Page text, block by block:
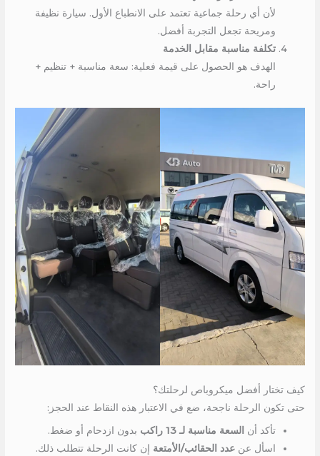
لأن أي رحلة جماعية تعتمد على الانطباع الأول. سيارة نظيفة
ومريحة تجعل التجربة أفضل.
تكلفة مناسبة مقابل الخدمة
الهدف هو الحصول على قيمة فعلية: سعة مناسبة + تنظيم +
راحة.
كيف تختار أفضل ميكروباص لرحلتك؟
حتى تكون الرحلة ناجحة، ضع في الاعتبار هذه النقاط عند الحجز:
تأكد أن السعة مناسبة لـ 13 راكب
بدون ازدحام أو ضغط.
اسأل عنعدد الحقائب/الأمتعة إن كانت الرحلة تتطلب ذلك.